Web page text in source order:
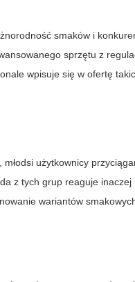
smaków i
sprzętu z
wpisuje się w ofertę
użytkownicy
z tych grup reaguje inaczej
wariantów